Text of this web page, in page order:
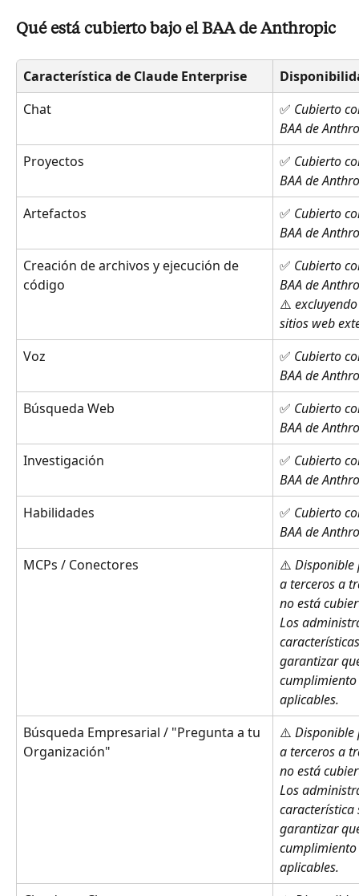
Qué está cubierto bajo el BAA de Anthropic
Característica de Claude Enterprise
Chat
✅ Cubierto
BAA de
Proyectos
✅ Cubierto
BAA de
Artefactos
✅ Cubierto
BAA de
Creación de archivos y ejecución de
código
✅ Cubierto
BAA de
⚠️
sitios web
Voz
✅ Cubierto
BAA de
Búsqueda Web
✅ Cubierto
BAA de
Investigación
✅ Cubierto
BAA de
Habilidades
✅ Cubierto
BAA de
MCPs / Conectores
⚠️
a terceros a
no está
Los
garantizar
aplicables.
Búsqueda Empresarial / "Pregunta a tu
Organización"
⚠️
a terceros a
no está
Los
característica
garantizar
aplicables.